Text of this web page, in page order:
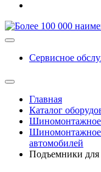
Сервисное
Главная
Каталог
Шиномонтажное
Шиномонтажное
автомобилей
Подъемники